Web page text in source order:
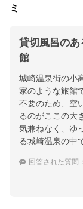
ト
交通アクセス
ＪＲ山陰本線 城
ミ
貸切風呂の
館
城崎温泉街の小
家のような旅館
不要のため、空
るのがここの大
気兼ねなく、ゆ
る城崎温泉の中
回答された質問：